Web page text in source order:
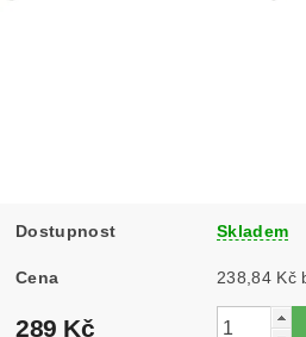
Dostupnost Skladem
Cena
289 Kč